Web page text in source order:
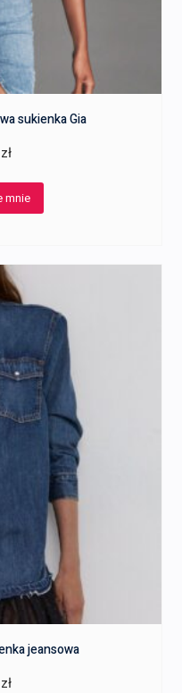
sukienka Gia
zł
mnie
jeansowa
zł